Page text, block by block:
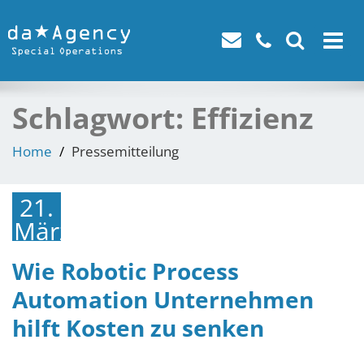
Toggle
Schlagwort: Effizienz
Home Pressemitteilung
21.
März
2023
Wie Robotic Process
Automation Unternehmen
hilft Kosten zu senken